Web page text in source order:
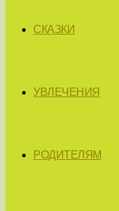
СКАЗКИ
УВЛЕЧЕНИЯ
РОДИТЕЛЯМ